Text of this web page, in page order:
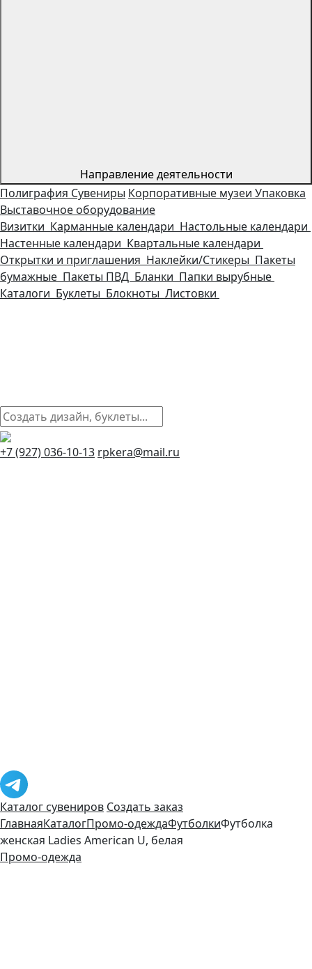
Направление деятельности
Полиграфия Сувениры Корпоративные музеи Упаковка
Выставочное оборудование
Визитки Карманные календари Настольные календари
Настенные календари Квартальные календари
Открытки и приглашения Наклейки/Стикеры Пакеты
бумажные Пакеты ПВД Бланки Папки вырубные
Каталоги Буклеты Блокноты Листовки
+7 (927) 036-10-13 rpkera@mail.ru
Каталог сувениров Создать заказ
ГлавнаяКаталогПромо-одеждаФутболкиФутболка
женская Ladies American U, белая
Промо-одежда